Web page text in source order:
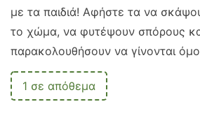
με τα παιδιά! Αφήστε τα να
το χώμα, να φυτέψουν σπόρους
παρακολουθήσουν να γίνονται
1 σε απόθεμα